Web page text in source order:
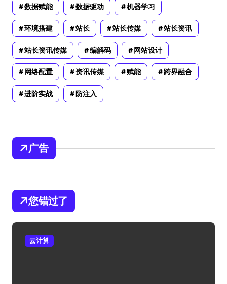
数据赋能 数据驱动 机器学习
环境搭建 站长 站长传媒 站长资讯
站长资讯传媒 编解码 网站设计
网络配置 资讯传媒 赋能 跨界融合
进阶实战 防注入
广告
您错过了
云计算